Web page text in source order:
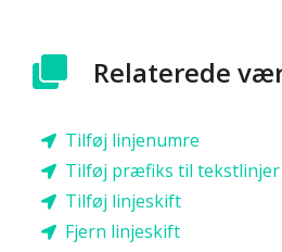
Relaterede
Tilføj linjenumre
Tilføj præfiks til tekstlinjer
Tilføj linjeskift
Fjern linjeskift